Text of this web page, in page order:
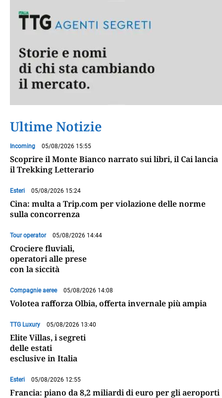
Ultime Notizie
Incoming 05/08/2026 15:55
Scoprire il Monte Bianco narrato sui libri, il Cai lancia
il Trekking Letterario
Esteri 05/08/2026 15:24
Cina: multa a Trip.com per violazione delle norme
sulla concorrenza
Tour operator 05/08/2026 14:44
Crociere fluviali,
operatori alle prese
con la siccità
Compagnie aeree 05/08/2026 14:08
Volotea rafforza Olbia, offerta invernale più ampia
TTG Luxury 05/08/2026 13:40
Elite Villas, i segreti
delle estati
esclusive in Italia
Esteri 05/08/2026 12:55
Francia: piano da 8,2 miliardi di euro per gli aeroporti